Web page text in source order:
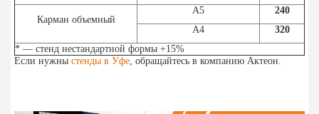
Карман объемный
А5
240
А4
320
* — стенд нестандартной формы +15%
Если нужны стенды в Уфе , обращайтесь в компанию Актеон.